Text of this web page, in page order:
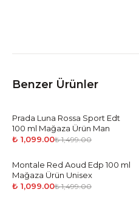
Benzer Ürünler
-27 %
Prada Luna Rossa Sport Edt
100 ml Mağaza Ürün Man
₺ 1,099.00₺ 1,499.00
-27%
Montale Red Aoud Edp 100 ml
Mağaza Ürün Unisex
₺ 1,099.00₺ 1,499.00